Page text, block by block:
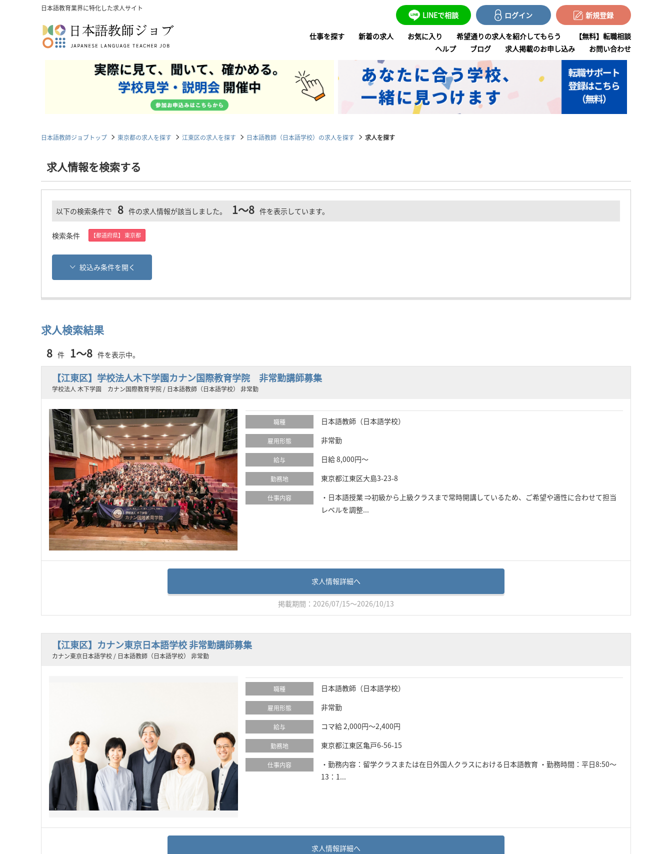
日本語教育業界に特化した求人サイト
LINEで相談 ログイン 新規登録
仕事を探す 新着の求人 お気に入り 希望通りの求人を紹介してもらう
【無料】転職相談
ヘルプ
ブログ 求人掲載のお申し込み お問い合わせ
日本語教師ジョブトップ 東京都の求人を探す 江東区の求人を探す 日本語教師（日本語学校）の求人を探す 求人を探す
求人情報を検索する
以下の検索条件で 8 件の求人情報が該当しました。 1～8 件を表示しています。
検索条件 【都道府県】 東京都
絞込み条件を開く
求人検索結果
8 件 1～8 件を表示中。
【江東区】学校法人木下学園カナン国際教育学院 非常勤講師募集
学校法人 木下学園 カナン国際教育学院 / 日本語教師（日本語学校） 非常勤
職種 日本語教師（日本語学校）
雇用形態 非常勤
給与 日給 8,000円～
勤務地 東京都江東区大島3-23-8
仕事内容
・日本語授業 ⇒初級から上級クラスまで常時開講しているため、ご希望や適性に合わせて担当
レベルを調整...
求人情報詳細へ
掲載期間：2026/07/15～2026/10/13
【江東区】カナン東京日本語学校 非常勤講師募集
カナン東京日本語学校 / 日本語教師（日本語学校） 非常勤
職種 日本語教師（日本語学校）
雇用形態 非常勤
給与 コマ給 2,000円～2,400円
勤務地 東京都江東区亀戸6-56-15
仕事内容
・勤務内容：留学クラスまたは在日外国人クラスにおける日本語教育 ・勤務時間：平日8:50～
13：1...
求人情報詳細へ